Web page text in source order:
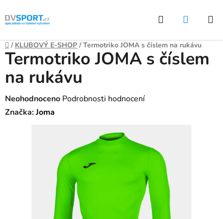
Přejít
na
Hledat
Domů
/ KLUBOVÝ E-SHOP / Termotriko JOMA s číslem na rukávu
Termotriko JOMA s číslem
na rukávu
Průměrné
hodnocení
Neohodnoceno Podrobnosti hodnocení
Značka:Joma